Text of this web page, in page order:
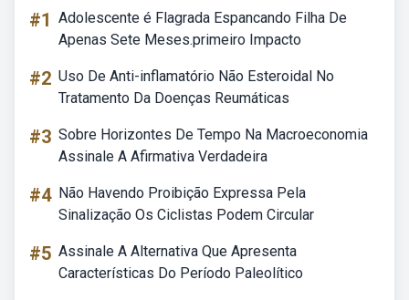
#1 Adolescente é Flagrada Espancando Filha De
Apenas Sete Meses.primeiro Impacto
#2 Uso De Anti-inflamatório Não Esteroidal No
Tratamento Da Doenças Reumáticas
#3 Sobre Horizontes De Tempo Na Macroeconomia
Assinale A Afirmativa Verdadeira
#4 Não Havendo Proibição Expressa Pela
Sinalização Os Ciclistas Podem Circular
#5 Assinale A Alternativa Que Apresenta
Características Do Período Paleolítico